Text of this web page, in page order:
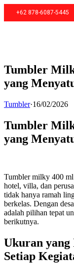
+62 878-6087-5445
Tumbler
yang
Tumbler·16/02/2026
Tumbler
yang
Tumbler milky 400
hotel, villa, dan
tidak hanya ramah
berkelas. Dengan
adalah pilihan tepat
berikutnya.
Ukuran
Setiap